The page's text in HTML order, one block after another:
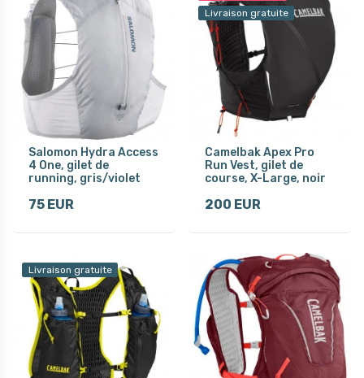
Salomon Hydra Access
4 One, gilet de
running, gris/violet
75 EUR
Livraison gratuite
Camelbak Apex Pro
Run Vest, gilet de
course, X-Large, noir
200 EUR
Livraison gratuite